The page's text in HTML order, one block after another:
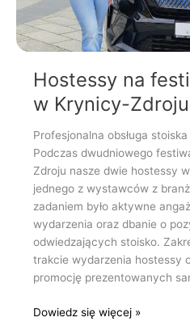
Hostessy na
w Krynicy-Zdroju
Profesjonalna obsługa
Podczas dwudniowego
Zdroju nasze dwie hostessy
jednego z wystawców z
zadaniem było aktywne
wydarzenia oraz dbanie o
odwiedzających stoisko.
trakcie wydarzenia hostessy
promocję prezentowanych
Dowiedz się więcej »